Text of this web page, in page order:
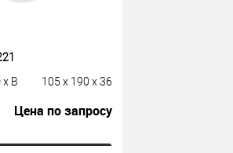
B
105 x 190 x 36
Цена по запросу